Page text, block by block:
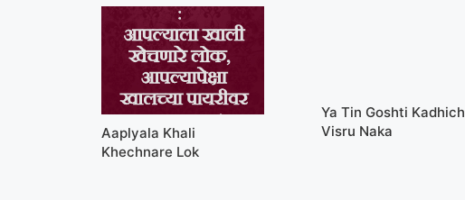
Aaplyala Khali
Khechnare Lok
Ya Tin Goshti Kadhich
Visru Naka